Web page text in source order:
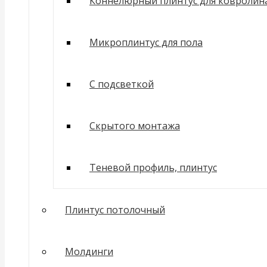
Микроплинтус для пола
С подсветкой
Скрытого монтажа
Теневой профиль, плинтус
Плинтус потолочный
Молдинги